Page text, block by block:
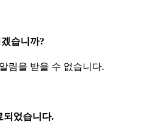
습니까?
림을 받을 수 없습니다.
되었습니다.